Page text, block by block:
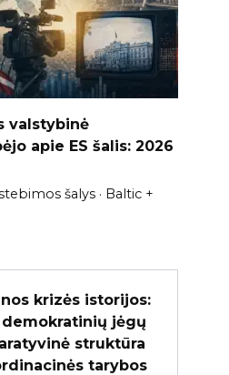
valstybinė
apie ES šalis: 2026
šalys · Baltic +
krizės istorijos:
jėgų
struktūra
tarybos